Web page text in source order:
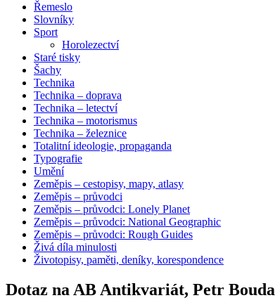
Řemeslo
Slovníky
Sport
Horolezectví
Staré tisky
Šachy
Technika
Technika – doprava
Technika – letectví
Technika – motorismus
Technika – železnice
Totalitní ideologie, propaganda
Typografie
Umění
Zeměpis – cestopisy, mapy, atlasy
Zeměpis – průvodci
Zeměpis – průvodci: Lonely Planet
Zeměpis – průvodci: National Geographic
Zeměpis – průvodci: Rough Guides
Živá díla minulosti
Životopisy, paměti, deníky, korespondence
Dotaz na AB Antikvariát, Petr Bouda